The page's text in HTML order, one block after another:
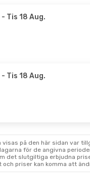
- Tis 18 Aug.
- Tis 18 Aug.
visas på den här sidan var
för de angivna
det slutgiltiga erbjudna
priser kan komma att